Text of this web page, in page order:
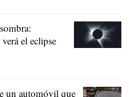
el eclipse
un automóvil que